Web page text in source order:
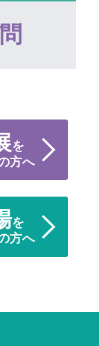
を
方へ
を
方へ